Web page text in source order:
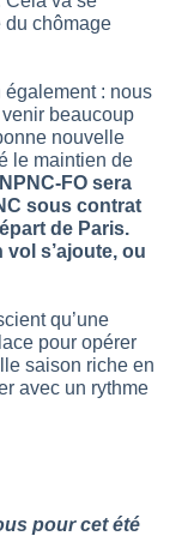
du chômage
: nous
beaucoup
nouvelle
le maintien de
FO sera
sous contrat
de Paris.
s’ajoute, ou
qu’une
pour opérer
saison riche en
avec un rythme
pour cet été